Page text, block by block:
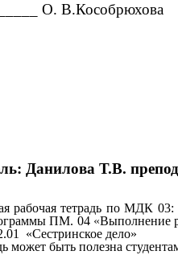
О. В.Кособрюхова
Данилова Т.В.
тетрадь по МДК 03:
ПМ. 04«Выполнение
«Сестринское дело»
быть полезна